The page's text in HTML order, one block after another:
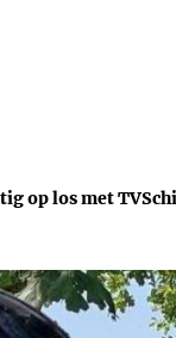
op los met